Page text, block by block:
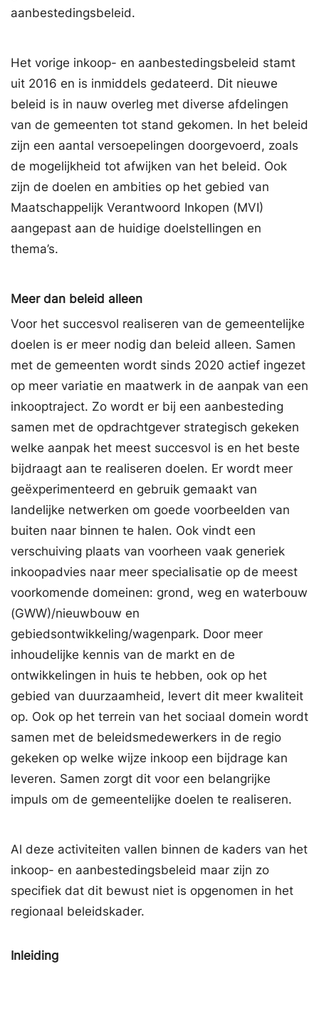
aanbestedingsbeleid.
Het vorige inkoop- en aanbestedingsbeleid stamt
uit 2016 en is inmiddels gedateerd. Dit nieuwe
beleid is in nauw overleg met diverse afdelingen
van de gemeenten tot stand gekomen. In het beleid
zijn een aantal versoepelingen doorgevoerd, zoals
de mogelijkheid tot afwijken van het beleid. Ook
zijn de doelen en ambities op het gebied van
Maatschappelijk Verantwoord Inkopen (MVI)
aangepast aan de huidige doelstellingen en
thema’s.
Meer dan beleid alleen
Voor het succesvol realiseren van de gemeentelijke
doelen is er meer nodig dan beleid alleen. Samen
met de gemeenten wordt sinds 2020 actief ingezet
op meer variatie en maatwerk in de aanpak van een
inkooptraject. Zo wordt er bij een aanbesteding
samen met de opdrachtgever strategisch gekeken
welke aanpak het meest succesvol is en het beste
bijdraagt aan te realiseren doelen. Er wordt meer
geëxperimenteerd en gebruik gemaakt van
landelijke netwerken om goede voorbeelden van
buiten naar binnen te halen. Ook vindt een
verschuiving plaats van voorheen vaak generiek
inkoopadvies naar meer specialisatie op de meest
voorkomende domeinen: grond, weg en waterbouw
(GWW)/nieuwbouw en
gebiedsontwikkeling/wagenpark. Door meer
inhoudelijke kennis van de markt en de
ontwikkelingen in huis te hebben, ook op het
gebied van duurzaamheid, levert dit meer kwaliteit
op. Ook op het terrein van het sociaal domein wordt
samen met de beleidsmedewerkers in de regio
gekeken op welke wijze inkoop een bijdrage kan
leveren. Samen zorgt dit voor een belangrijke
impuls om de gemeentelijke doelen te realiseren.
Al deze activiteiten vallen binnen de kaders van het
inkoop- en aanbestedingsbeleid maar zijn zo
specifiek dat dit bewust niet is opgenomen in het
regionaal beleidskader.
Inleiding